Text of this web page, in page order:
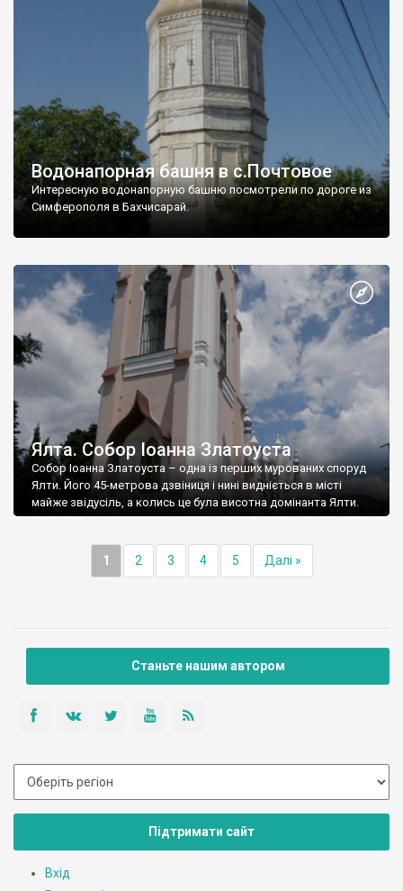
Водонапорная башня в с.Почтовое
Интересную водонапорную башню посмотрели по дороге из
Симферополя в Бахчисарай.
Ялта. Собор Іоанна Златоуста
Собор Іоанна Златоуста – одна із перших мурованих споруд
Ялти. Його 45-метрова дзвіниця і нині видніється в місті
майже звідусіль, а колись це була висотна домінанта Ялти.
1 2 3 4 5 Далі »
Станьте нашим автором
Підтримати сайт
Вхід